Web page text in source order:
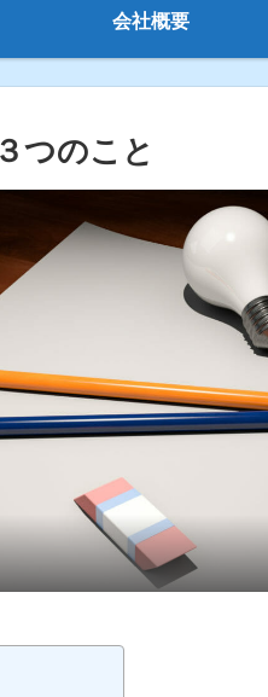
会社概要
つのこと